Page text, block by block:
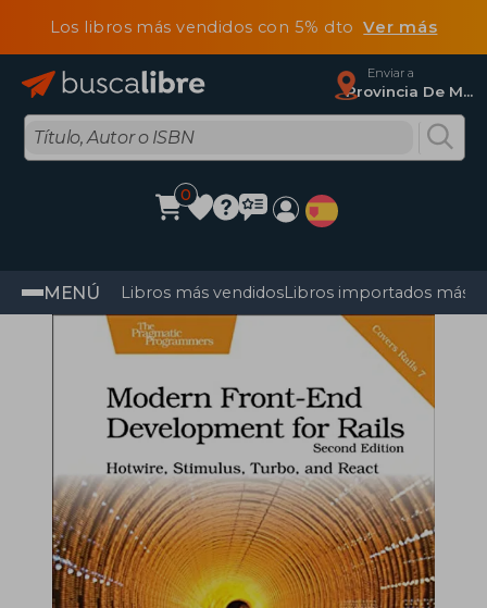
Los libros más vendidos con 5% dtoVer más
Enviar a
Provincia De Madrid
0
MENÚ Libros más vendidosLibros importados más